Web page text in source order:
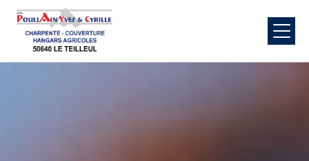
Panneau de gestion des cookies